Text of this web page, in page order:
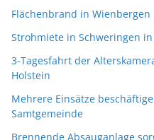
Flächenbrand in Wienbergen
Strohmiete in Schweringen
3-Tagesfahrt der
Holstein
Mehrere Einsätze
Samtgemeinde
Brennende Absauganlage